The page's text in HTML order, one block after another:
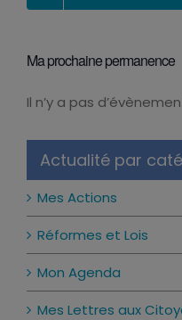
Ma prochaine permanence
Notice
Il n’y a pas
Actualité par
Mes Actions
Réformes et Lois
Mon Agenda
Mes Lettres aux